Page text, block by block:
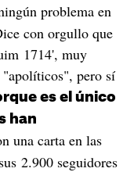
problema en
con orgullo que
1714', muy
"apolíticos", pero sí
es el único
han
una carta en las
2.900 seguidores